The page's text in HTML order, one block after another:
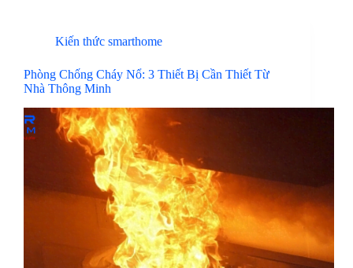
Kiến thức smarthome
Phòng Chống Cháy Nổ: 3 Thiết Bị Cần Thiết Từ
Nhà Thông Minh